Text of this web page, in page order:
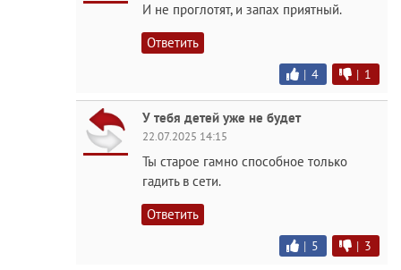
И не проглотят, и запах приятный.
Ответить
| 4 | 1
У тебя детей уже не будет
22.07.2025 14:15
Ты старое гамно способное только
гадить в сети.
Ответить
| 5 | 3